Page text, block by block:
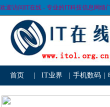
欢迎访问IT在线 - 专业的IT科技信息网络
首页 IT业界 手机数码